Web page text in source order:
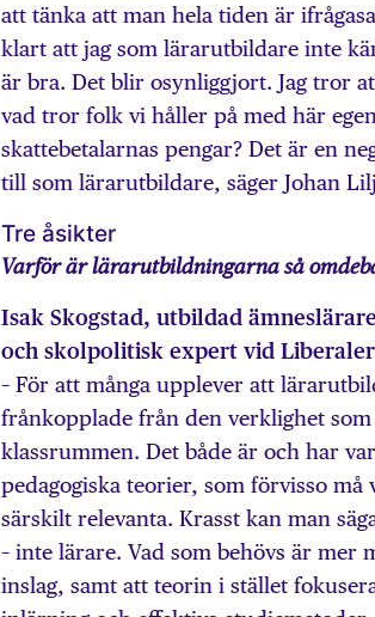
att tänka att man hela tiden är
klart att jag som lärarutbildare inte
är bra. Det blir osynliggjort. Jag tror
vad tror folk vi håller på med här
skattebetalarnas pengar? Det är en
till som lärarutbildare, säger Johan
Tre åsikter
Varför är lärarutbildningarna så
Isak Skogstad, utbildad
och skolpolitisk expert vid
– För att många upplever att
frånkopplade från den verklighet
klassrummen. Det både är och har
pedagogiska teorier, som förvisso
särskilt relevanta. Krasst kan man
– inte lärare. Vad som behövs är mer
inslag, samt att teorin i stället